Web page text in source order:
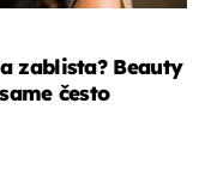
zablista? Beauty
često